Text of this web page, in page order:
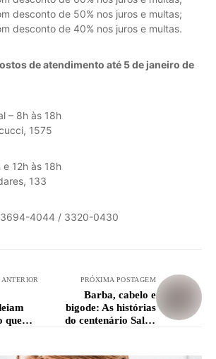
desconto de 50% nos juros e multas;
desconto de 40% nos juros e multas.
de atendimento até 5 de janeiro de
– 8h às 18h
1575
e 12h às 18h
133
3694-4044 / 3320-0430
que
PRÓXIMA POSTAGEM
Barba, cabelo e
bigode: As histórias
do centenário Salão